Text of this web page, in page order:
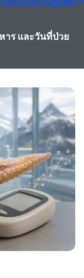
ผลในห้องปฏิบัติก
าร และวันที่ป่วย